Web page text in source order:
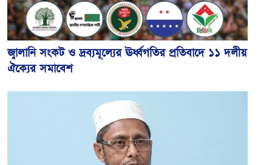
জ্বালানি সংকট ও দ্রব্যমূল্যের ঊর্ধ্বগতির প্রতিবাদে ১১ দলীয়
ঐক্যের সমাবেশ